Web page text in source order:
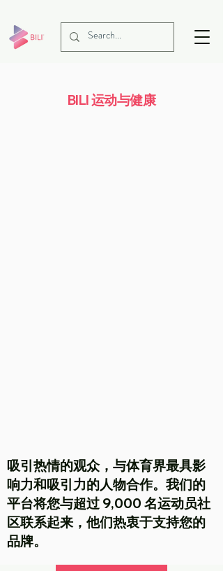
BILI 运动与健康
吸引热情的观众，与体育界最具影
响力和吸引力的人物合作。我们的
平台将您与超过 9,000 名运动员社
区联系起来，他们热衷于支持您的
品牌。